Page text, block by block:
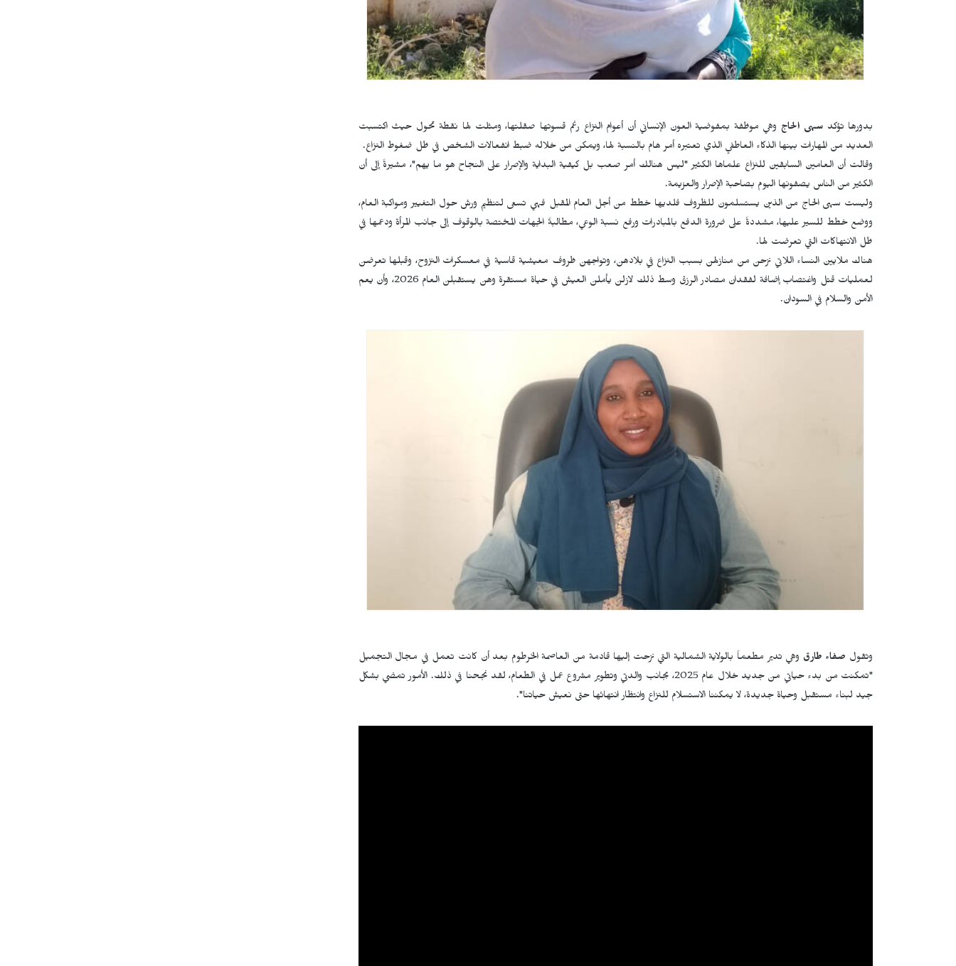
بدورها تؤكد سهى الحاج وهي موظفة بمفوضية العون الإنساني أن أعوام النزاع رغم قسوتها صقلتها، ومثلت لها نقطة تحول حيث اكتسبت
العديد من المهارات بينها الذكاء العاطفي الذي تعتبره أمر هام بالنسبة لها، ويمكن من خلاله ضبط انفعالات الشخص في ظل ضغوط النزاع.
وقالت أن العامين السابقين للنزاع علماها الكثير "ليس هنالك أمر صعب بل كيفية البداية والإصرار على النجاح هو ما يهم"، مشيرةً إلى أن
الكثير من الناس يصفونها اليوم بصاحبة الإصرار والعزيمة.
وليست سهى الحاج من الذين يستسلمون للظروف فلديها خطط من أجل العام المقبل فهي تسعى لتنظيم ورش حول التغيير ومواكبة العام،
ووضع خطط للسير عليها، مشددةً على ضرورة الدفع بالمبادرات ورفع نسبة الوعي، مطالبةً الجهات المختصة بالوقوف إلى جانب المرأة ودعمها في
ظل الانتهاكات التي تعرضت لها.
هناك ملايين النساء اللاتي نزحن من منازلهن بسبب النزاع في بلادهن، وتواجهن ظروف معيشية قاسية في معسكرات النزوح، وقبلها تعرضن
لعمليات قتل واغتصاب إضافة لفقدان مصادر الرزق وسط ذلك لازلن يأملن العيش في حياة مستقرة وهن يستقبلن العام 2026، وأن يعم
الأمن والسلام في السودان.
وتقول صفاء طارق وهي تدير مطعماً بالولاية الشمالية التي نزحت إليها قادمة من العاصمة الخرطوم بعد أن كانت تعمل في مجال التجميل
"تمكنت من بدء حياتي من جديد خلال عام 2025، بجانب والدتي وتطوير مشروع عمل في الطعام، لقد نجحنا في ذلك. الأمور تمضي بشكل
جيد لبناء مستقبل وحياة جديدة، لا يمكننا الاستسلام للنزاع وانتظار انتهائها حتى نعيش حياتنا".